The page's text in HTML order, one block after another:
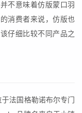
不意味着仿版蒙口羽
消费者来说，仿版也
仔细比较不同产品之
法国格勒诺布尔专门